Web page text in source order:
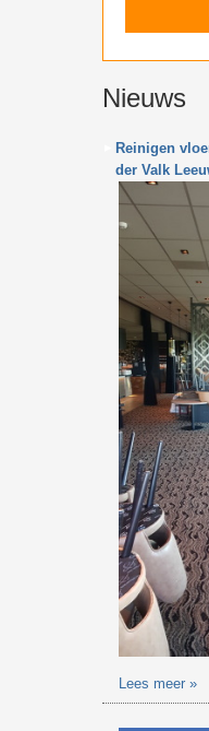
Nieuws
Reinigen
der Valk
Lees meer »